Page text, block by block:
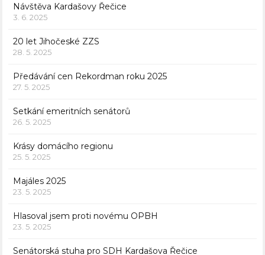
Návštěva Kardašovy Řečice
3. 6. 2025
20 let Jihočeské ZZS
28. 5. 2025
Předávání cen Rekordman roku 2025
27. 5. 2025
Setkání emeritních senátorů
26. 5. 2025
Krásy domácího regionu
25. 5. 2025
Majáles 2025
23. 5. 2025
Hlasoval jsem proti novému OPBH
23. 5. 2025
Senátorská stuha pro SDH Kardašova Řečice